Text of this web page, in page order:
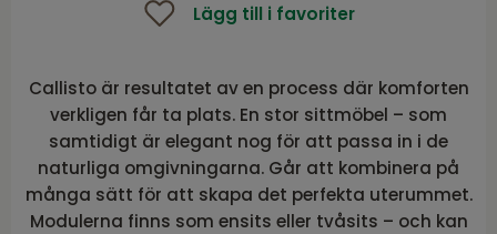
Lägg till i favoriter
Callisto är resultatet av en process där komforten
verkligen får ta plats. En stor sittmöbel – som
samtidigt är elegant nog för att passa in i de
naturliga omgivningarna. Går att kombinera på
många sätt för att skapa det perfekta uterummet.
Modulerna finns som ensits eller tvåsits – och kan